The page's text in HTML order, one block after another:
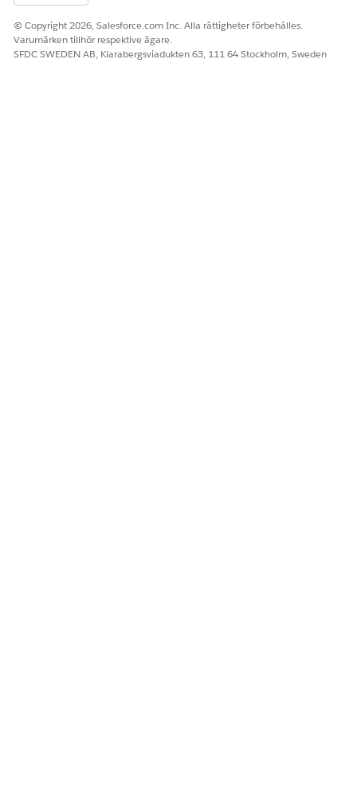
© Copyright 2026, Salesforce.com Inc. Alla rättigheter förbehålles.
Varumärken tillhör respektive ägare.
SFDC SWEDEN AB, Klarabergsviadukten 63, 111 64 Stockholm, Sweden